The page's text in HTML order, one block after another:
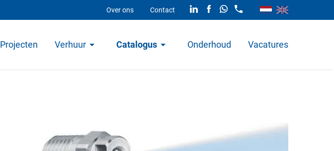
Over ons Contact
Projecten Verhuur Catalogus Onderhoud Vacatures